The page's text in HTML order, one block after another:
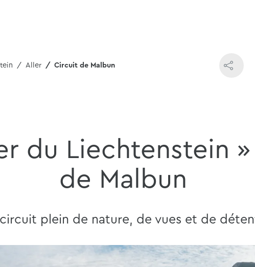
Aller Circuit de Malbun
du Liechtenstein
de Malbun
plein de nature, de vues et de